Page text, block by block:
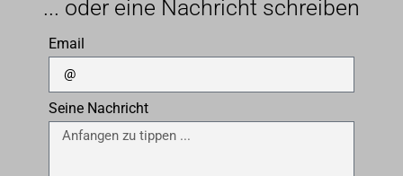
... oder eine Nachricht schreiben
Email
Seine Nachricht